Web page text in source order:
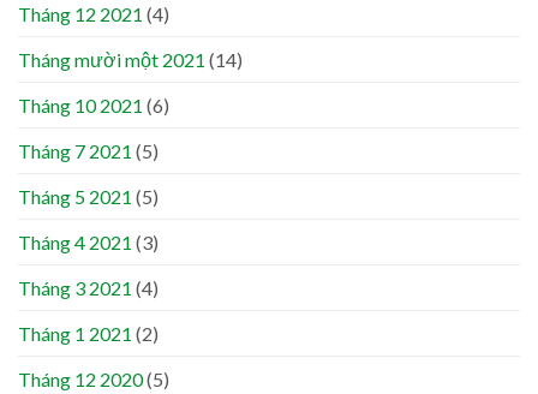
Tháng 12 2021 (4)
Tháng mười một 2021 (14)
Tháng 10 2021 (6)
Tháng 7 2021 (5)
Tháng 5 2021 (5)
Tháng 4 2021 (3)
Tháng 3 2021 (4)
Tháng 1 2021 (2)
Tháng 12 2020(5)